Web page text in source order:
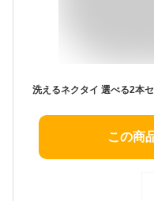
この商